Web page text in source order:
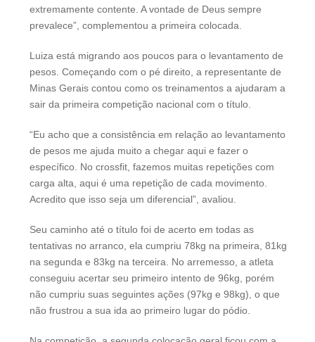
extremamente contente. A vontade de Deus sempre
prevalece”, complementou a primeira colocada.
Luiza está migrando aos poucos para o levantamento de
pesos. Começando com o pé direito, a representante de
Minas Gerais contou como os treinamentos a ajudaram a
sair da primeira competição nacional com o título.
“Eu acho que a consistência em relação ao levantamento
de pesos me ajuda muito a chegar aqui e fazer o
específico. No crossfit, fazemos muitas repetições com
carga alta, aqui é uma repetição de cada movimento.
Acredito que isso seja um diferencial”, avaliou.
Seu caminho até o título foi de acerto em todas as
tentativas no arranco, ela cumpriu 78kg na primeira, 81kg
na segunda e 83kg na terceira. No arremesso, a atleta
conseguiu acertar seu primeiro intento de 96kg, porém
não cumpriu suas seguintes ações (97kg e 98kg), o que
não frustrou a sua ida ao primeiro lugar do pódio.